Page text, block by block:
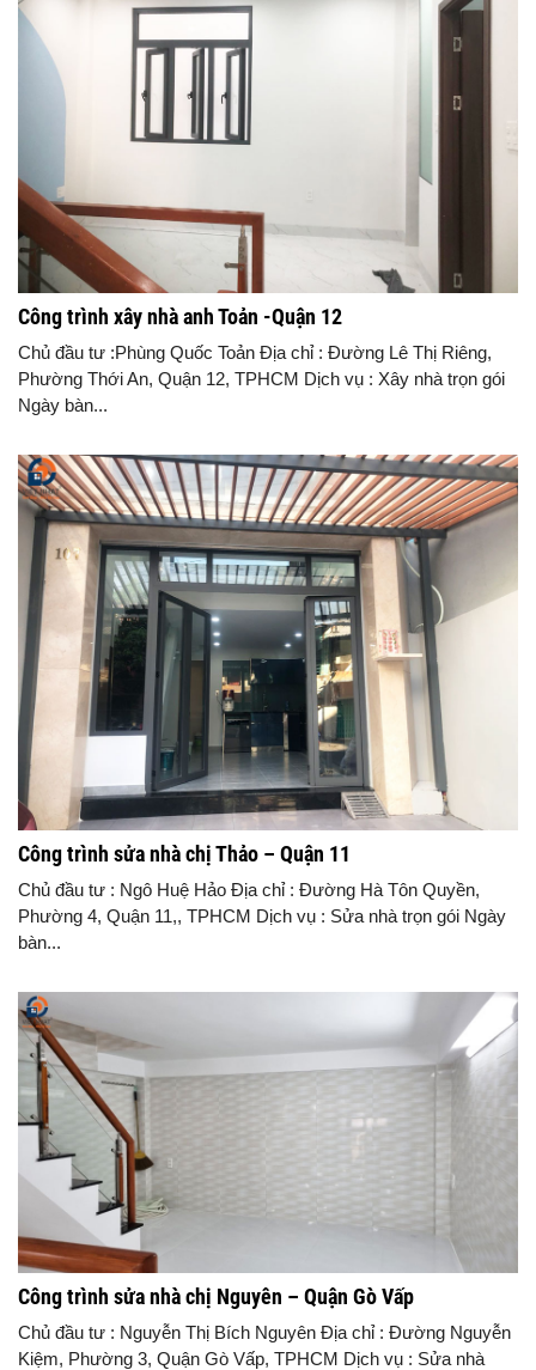
Công trình xây nhà anh Toản -Quận 12
Chủ đầu tư :Phùng Quốc Toản Địa chỉ : Đường Lê Thị Riêng,
Phường Thới An, Quận 12, TPHCM Dịch vụ : Xây nhà trọn gói
Ngày bàn...
Công trình sửa nhà chị Thảo – Quận 11
Chủ đầu tư : Ngô Huệ Hảo Địa chỉ : Đường Hà Tôn Quyền,
Phường 4, Quận 11,, TPHCM Dịch vụ : Sửa nhà trọn gói Ngày
bàn...
Công trình sửa nhà chị Nguyên – Quận Gò Vấp
Chủ đầu tư : Nguyễn Thị Bích Nguyên Địa chỉ : Đường Nguyễn
Kiệm, Phường 3, Quận Gò Vấp, TPHCM Dịch vụ : Sửa nhà